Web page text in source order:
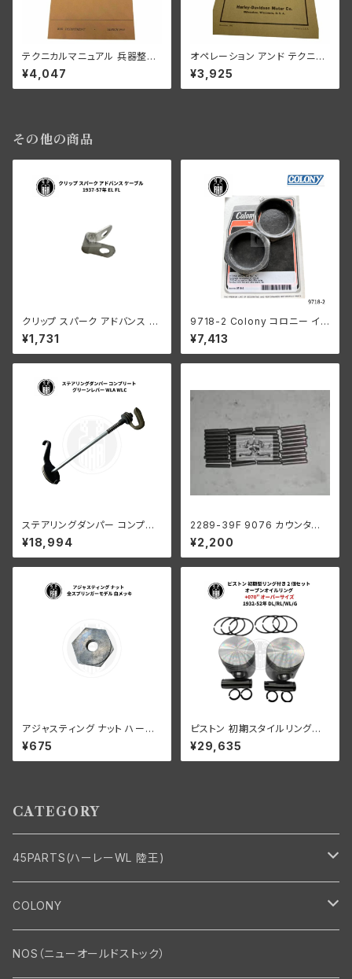
テクニカルマニュアル 兵器整備
エンジン・ギアボックス オーバ
ーホール等 ソロ WLA WLC
¥4,047
オペレーション アンド テクニカ
ルマニュアル WLC
¥3,925
その他の商品
クリップ スパーク アドバンス ケ
ーブル ハーレーダビッドソン 19
37-57年 EL FL
¥1,731
9718-2 Colony コロニー イン
テーク マニホールド ナット キッ
ト ハーレーダビッドソン 1940-
54年 OHV 74 モデル 1953-5
¥7,413
ステアリングダンパー コンプリ
ート グリーンレバー ハーレーダ
ビッドソン WLA WLC
¥18,994
2289-39F 9076 カウンター
シャフト ロングローラー 1ギア
ボックス用 .0004オーバーサイ
ズ
¥2,200
アジャスティング ナット ハーレ
ーダビッドソン 全スプリンガー
モデル 白メッキ
¥675
ピストン 初期スタイルリング付
き 2 個セット オープン オイル リ
ング +070" OS 1932-52年 D
L/RL/WL/G
¥29,635
CATEGORY
45PARTS(ハーレーWL 陸王)
エンジン
エンジン・シリンダーヘッド
マフラー・インテーク・キャブレター
COLONY
Bolt・Nut
NOS（ニューオールドストック）